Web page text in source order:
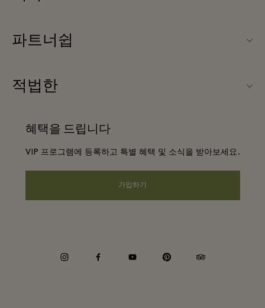
FAQ
문의하기
커리어
파트너쉽
파트너가되다
호텔 및 지역 명소
기업 제휴 프로그램
적법한
프리빌리지 약관
혜택을 드립니다
VIP 프로그램에 등록하고 특별 혜택 및 소식을 받아보세요.
가입하기
instagramfacebookyoutube pinterest tripadvisor